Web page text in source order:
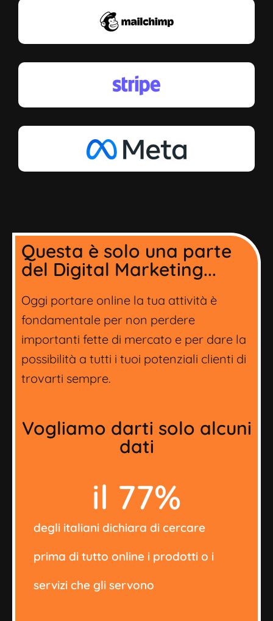
Questa è solo una parte
del Digital Marketing...
Oggi portare online la tua attività è
fondamentale per non perdere
importanti fette di mercato e per dare la
possibilità a tutti i tuoi potenziali clienti di
trovarti sempre.
Vogliamo darti solo alcuni
dati
degli italiani dichiara di cercare
prima di tutto online i prodotti o i
servizi che gli servono
il 77%